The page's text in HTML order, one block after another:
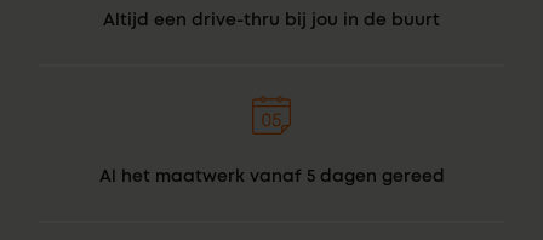
Altijd een drive-thru bij jou in de buurt
Al het maatwerk vanaf 5 dagen gereed